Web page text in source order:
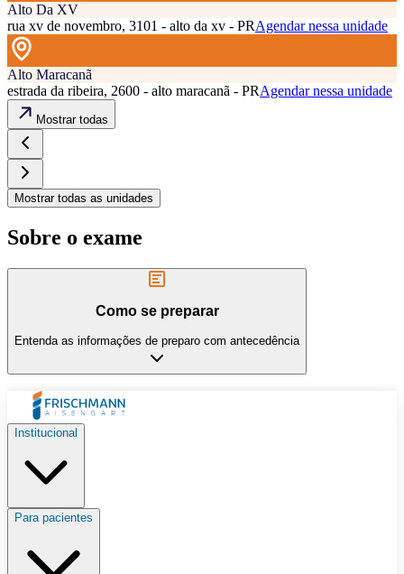
Alto Da XV
rua xv de novembro, 3101 - alto da xv - PRAgendar nessa unidade
Alto Maracanã
estrada da ribeira, 2600 - alto maracanã - PRAgendar nessa unidade
Mostrar todas
Mostrar todas as unidades
Sobre o exame
Como se preparar
Entenda as informações de preparo com antecedência
Institucional
Para pacientes